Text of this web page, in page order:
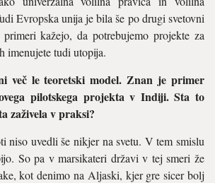
Evropska unija je bila še po drugi svetovni
kažejo, da potrebujemo projekte za
imenujete tudi utopija.
več le teoretski model. Znan je primer
pilotskega projekta v Indiji. Sta to
zaživela v praksi?
niso uvedli še nikjer na svetu. V tem smislu
So pa v marsikateri državi v tej smeri že
kot denimo na Aljaski, kjer gre sicer bolj